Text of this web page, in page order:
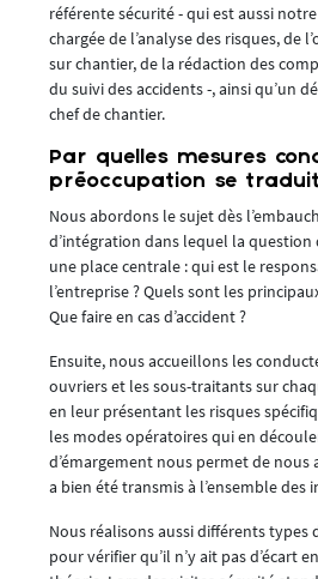
référente sécurité - qui est aussi
chargée de l’analyse des risques, de
sur chantier, de la rédaction des
du suivi des accidents -, ainsi qu’un
chef de chantier.
Par quelles mesures
préoccupation se
Nous abordons le sujet dès
d’intégration dans lequel la question
une place centrale : qui est le
l’entreprise ? Quels sont les
Que faire en cas d’accident ?
Ensuite, nous accueillons les
ouvriers et les sous-traitants sur
en leur présentant les risques
les modes opératoires qui en
d’émargement nous permet de nous
a bien été transmis à l’ensemble des
Nous réalisons aussi différents types
pour vérifier qu’il n’y ait pas d’écart